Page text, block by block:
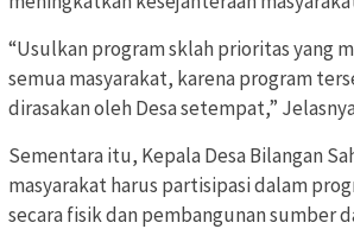
“Usulkan program sklah prioritas yang
semua masyarakat, karena program
dirasakan oleh Desa setempat,”
Sementara itu, Kepala Desa Bilangan
masyarakat harus partisipasi dalam
secara fisik dan pembangunan sumber